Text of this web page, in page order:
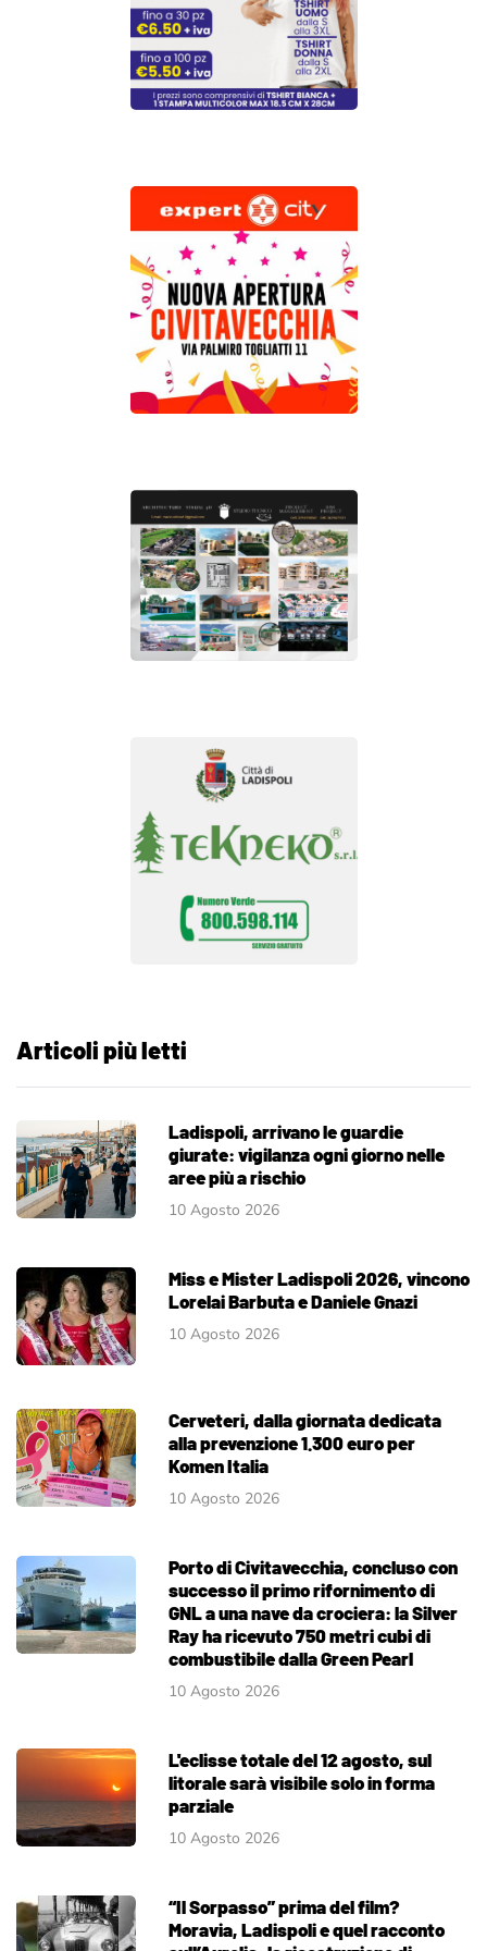
Articoli più letti
Ladispoli, arrivano le guardie
giurate: vigilanza ogni giorno nelle
aree più a rischio
10 Agosto 2026
Miss e Mister Ladispoli 2026, vincono
Lorelai Barbuta e Daniele Gnazi
10 Agosto 2026
Cerveteri, dalla giornata dedicata
alla prevenzione 1.300 euro per
Komen Italia
10 Agosto 2026
Porto di Civitavecchia, concluso con
successo il primo rifornimento di
GNL a una nave da crociera: la Silver
Ray ha ricevuto 750 metri cubi di
combustibile dalla Green Pearl
10 Agosto 2026
L'eclisse totale del 12 agosto, sul
litorale sarà visibile solo in forma
parziale
10 Agosto 2026
“Il Sorpasso” prima del film?
Moravia, Ladispoli e quel racconto